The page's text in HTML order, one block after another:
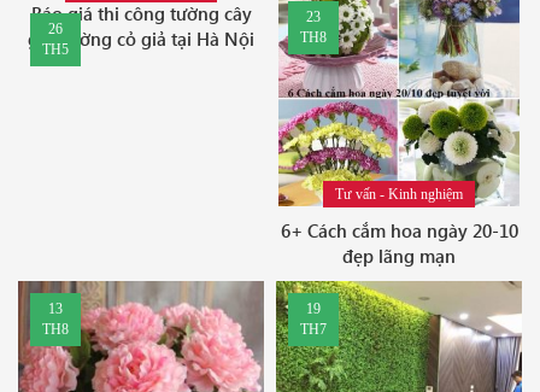
26
TH5
Báo giá thi công tường cây
giả, tường cỏ giả tại Hà Nội
23
TH8
Tư vấn - Kinh nghiệm
6+ Cách cắm hoa ngày 20-10
đẹp lãng mạn
13
TH8
19
TH7